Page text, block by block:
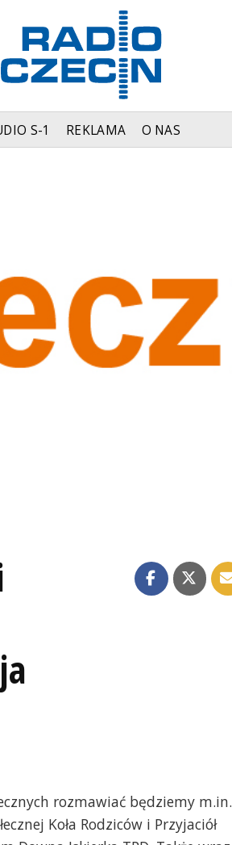
S-1 REKLAMA O NAS
rozmawiać będziemy m.in.
Koła Rodziców i Przyjaciół